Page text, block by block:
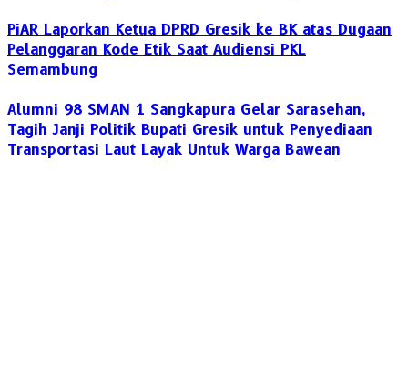
PiAR Laporkan Ketua DPRD Gresik ke BK atas Dugaan
Pelanggaran Kode Etik Saat Audiensi PKL
Semambung
Alumni 98 SMAN 1 Sangkapura Gelar Sarasehan,
Tagih Janji Politik Bupati Gresik untuk Penyediaan
Transportasi Laut Layak Untuk Warga Bawean